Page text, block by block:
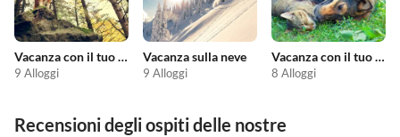
Vacanza con il tuo cane
9 Alloggi
Vacanza sulla neve
9 Alloggi
Vacanza con il tuo animale domestico
8 Alloggi
Recensioni degli ospiti delle nostre